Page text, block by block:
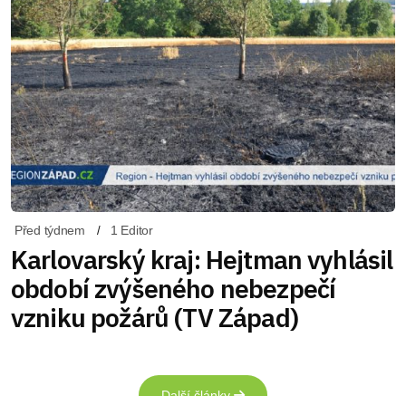
Před týdnem 1 Editor
Karlovarský kraj: Hejtman vyhlásil
období zvýšeného nebezpečí
vzniku požárů (TV Západ)